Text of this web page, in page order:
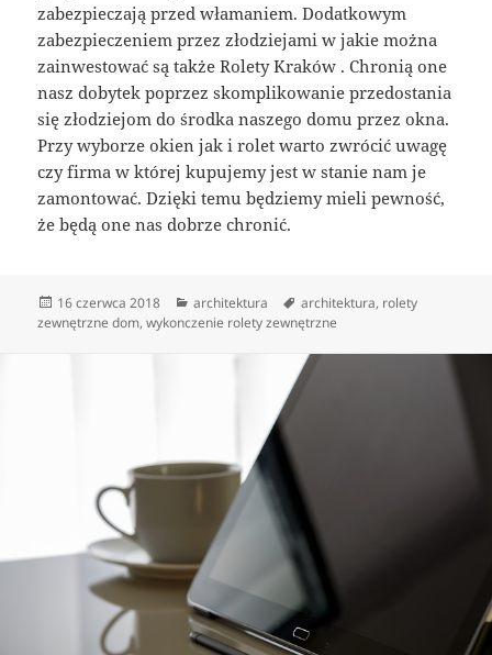
zabezpieczają przed włamaniem. Dodatkowym
zabezpieczeniem przez złodziejami w jakie można
zainwestować są także Rolety Kraków . Chronią one
nasz dobytek poprzez skomplikowanie przedostania
się złodziejom do środka naszego domu przez okna.
Przy wyborze okien jak i rolet warto zwrócić uwagę
czy firma w której kupujemy jest w stanie nam je
zamontować. Dzięki temu będziemy mieli pewność,
że będą one nas dobrze chronić.
Data
publikacji
16 czerwca 2018 Kategorie
architektura Tagi
architektura, rolety
zewnętrzne dom,wykonczenie rolety zewnętrzne